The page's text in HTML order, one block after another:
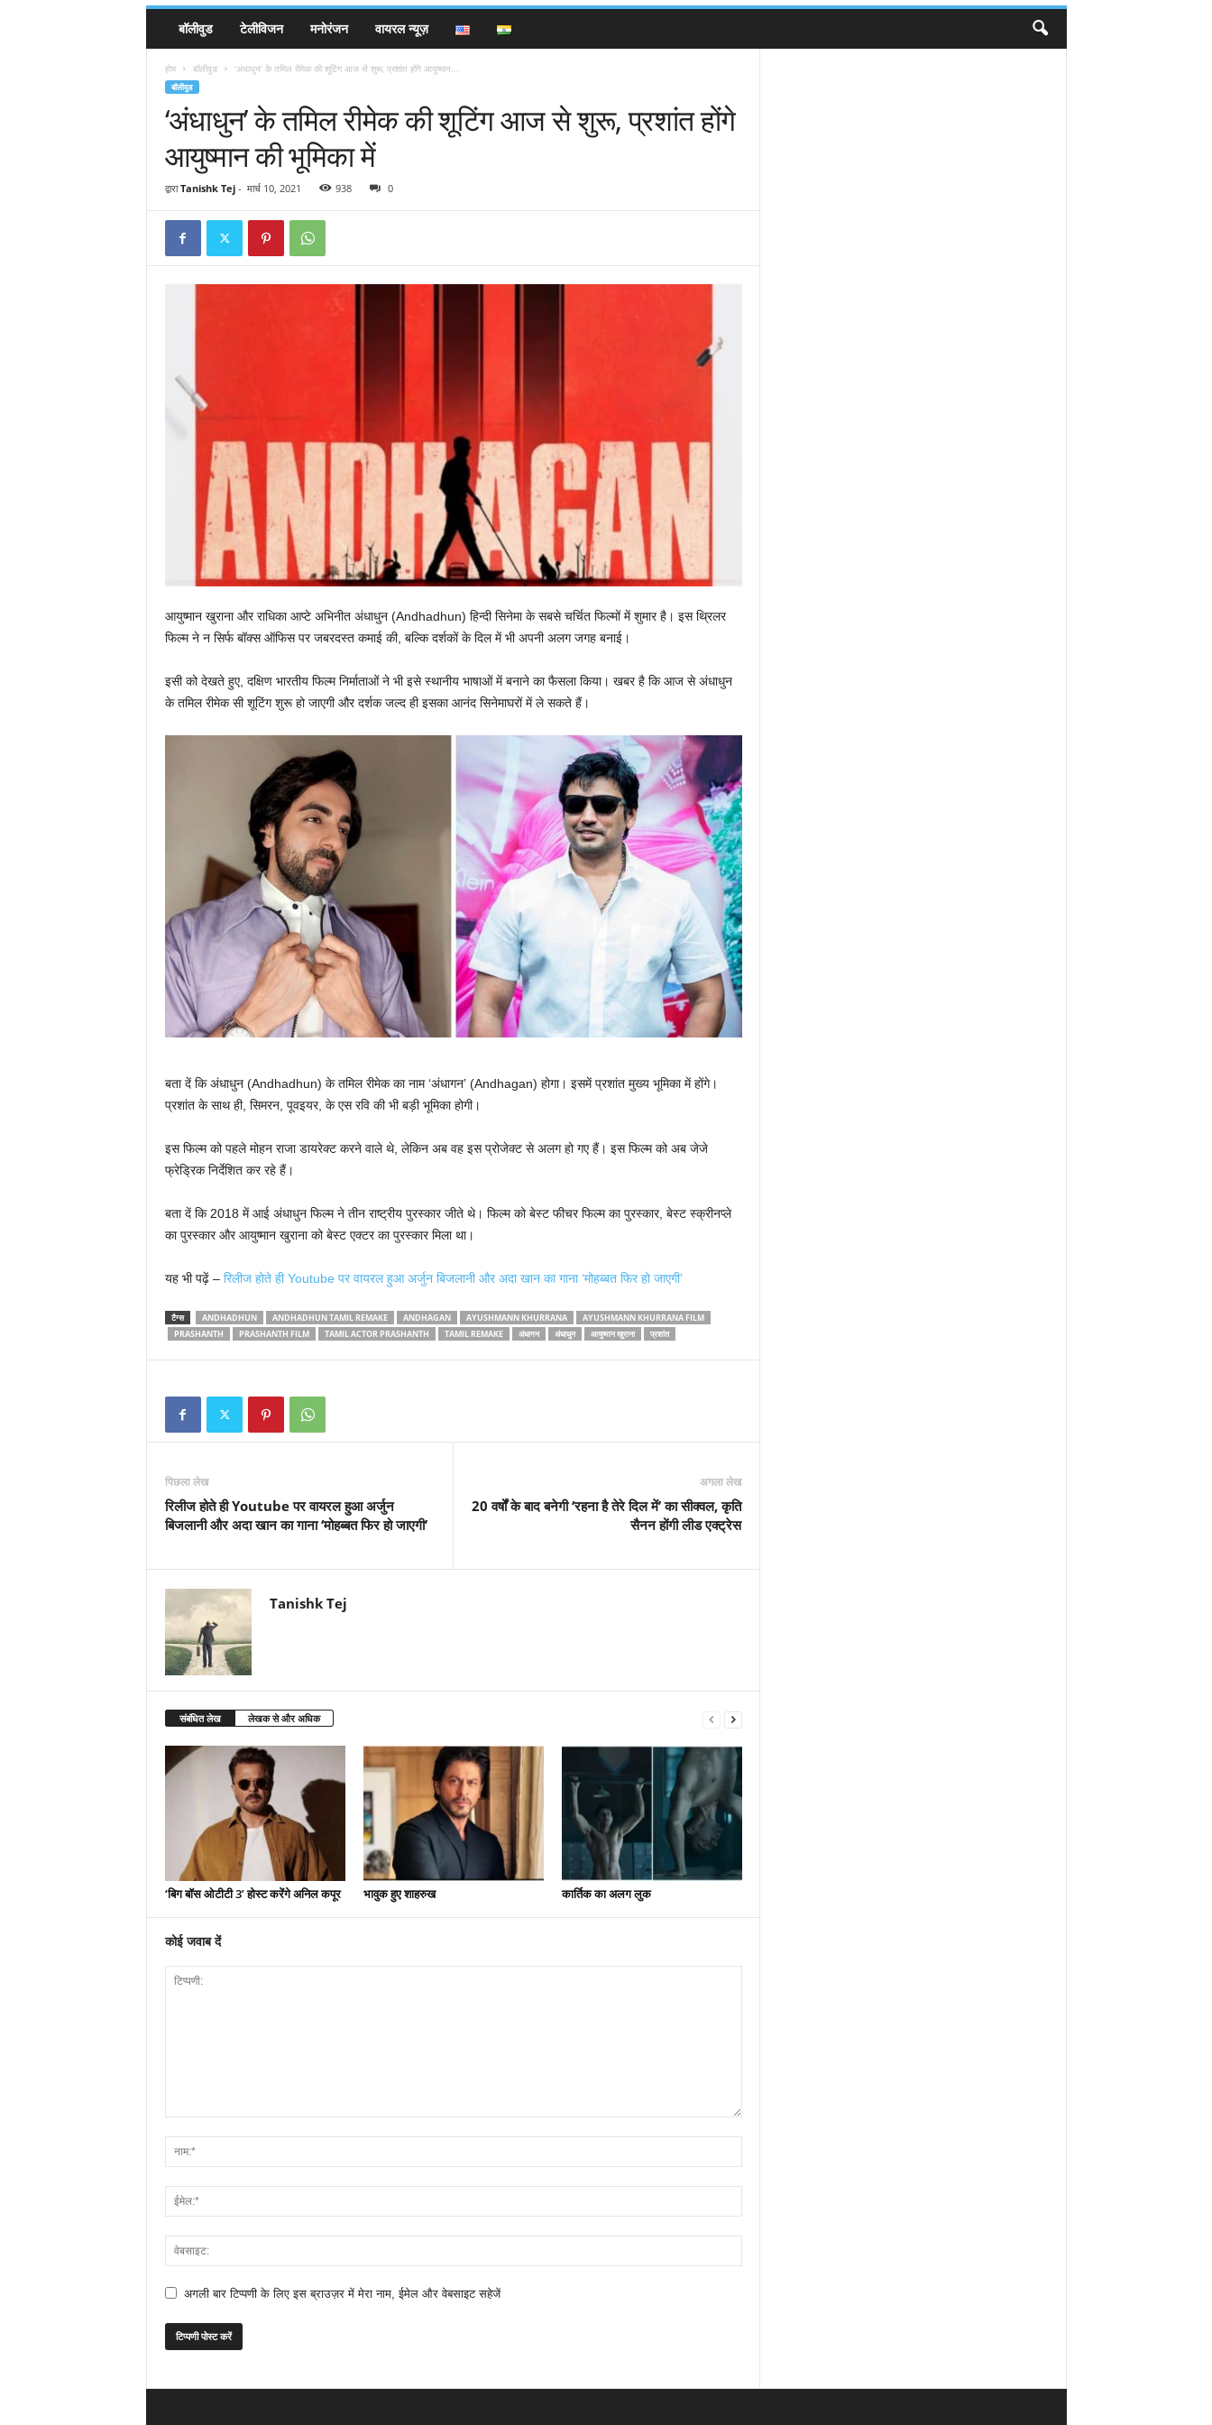
बॉलीवुड टेलीविजन मनोरंजन वायरल न्यूज़
होम बॉलीवुड ‘अंधाधुन’ के तमिल रीमेक की शूटिंग आज से शुरू, प्रशांत होंगे आयुष्मान...
बॉलीवुड
‘अंधाधुन’ के तमिल रीमेक की शूटिंग आज से शुरू, प्रशांत होंगे
आयुष्मान की भूमिका में
द्वारा Tanishk Tej- मार्च 10, 2021 938 0
आयुष्मान खुराना और राधिका आप्टे अभिनीत अंधाधुन (Andhadhun) हिन्दी सिनेमा के सबसे चर्चित फिल्मों में शुमार है। इस थ्रिलर
फिल्म ने न सिर्फ बॉक्स ऑफिस पर जबरदस्त कमाई की, बल्कि दर्शकों के दिल में भी अपनी अलग जगह बनाई।
इसी को देखते हुए, दक्षिण भारतीय फिल्म निर्माताओं ने भी इसे स्थानीय भाषाओं में बनाने का फैसला किया। खबर है कि आज से अंधाधुन
के तमिल रीमेक सी शूटिंग शुरू हो जाएगी और दर्शक जल्द ही इसका आनंद सिनेमाघरों में ले सकते हैं।
बता दें कि अंधाधुन (Andhadhun) के तमिल रीमेक का नाम ‘अंधागन’ (Andhagan) होगा। इसमें प्रशांत मुख्य भूमिका में होंगे।
प्रशांत के साथ ही, सिमरन, पूवइयर, के एस रवि की भी बड़ी भूमिका होगी।
इस फिल्म को पहले मोहन राजा डायरेक्ट करने वाले थे, लेकिन अब वह इस प्रोजेक्ट से अलग हो गए हैं। इस फिल्म को अब जेजे
फ्रेड्रिक निर्देशित कर रहे हैं।
बता दें कि 2018 में आई अंधाधुन फिल्म ने तीन राष्ट्रीय पुरस्कार जीते थे। फिल्म को बेस्ट फीचर फिल्म का पुरस्कार, बेस्ट स्क्रीनप्ले
का पुरस्कार और आयुष्मान खुराना को बेस्ट एक्टर का पुरस्कार मिला था।
यह भी पढ़ें – रिलीज होते ही Youtube पर वायरल हुआ अर्जुन बिजलानी और अदा खान का गाना ‘मोहब्बत फिर हो जाएगी’
टैग्स ANDHADHUN ANDHADHUN TAMIL REMAKE ANDHAGAN AYUSHMANN KHURRANA
AYUSHMANN KHURRANA FILM
PRASHANTH
PRASHANTH FILM TAMIL ACTOR PRASHANTH TAMIL REMAKE अंधागन अंधाधुन आयुष्मान खुराना प्रशांत
पिछला लेख
रिलीज होते ही Youtube पर वायरल हुआ अर्जुन
बिजलानी और अदा खान का गाना ‘मोहब्बत फिर हो जाएगी’
अगला लेख
20 वर्षों के बाद बनेगी ‘रहना है तेरे दिल में’ का सीक्वल, कृति
सैनन होंगी लीड एक्ट्रेस
Tanishk Tej
संबंधित लेख लेखक से और अधिक
‘बिग बॉस ओटीटी 3’ होस्ट करेंगे अनिल कपूर भावुक हुए शाहरुख कार्तिक का अलग लुक
कोई जवाब दें
अगली बार टिप्पणी के लिए इस ब्राउज़र में मेरा नाम, ईमेल और वेबसाइट सहेजें